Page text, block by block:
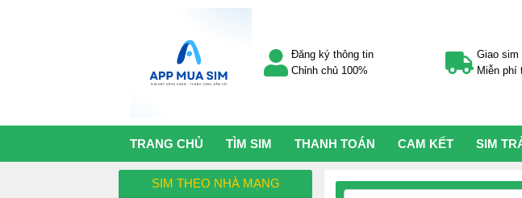
Đăng ký thông tin
Chỉnh chủ 100%
Giao sim
Miễn phí
TRANG CHỦ TÌM SIM THANH TOÁN CAM KẾT SIM
SIM THEO NHÀ MẠNG